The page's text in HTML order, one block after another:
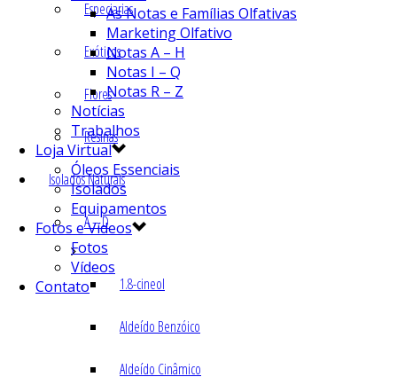
Especiarias
Exóticos
Flores
Resinas
Isolados Naturais
A – D
1.8-cineol
Aldeído Benzóico
Aldeído Cinâmico
As Notas e Famílias Olfativas
Marketing Olfativo
Notas A – H
Notas I – Q
Notas R – Z
Notícias
Trabalhos
Loja Virtual
Óleos Essenciais
Isolados
Equipamentos
Fotos e Vídeos
Fotos
Vídeos
Contato